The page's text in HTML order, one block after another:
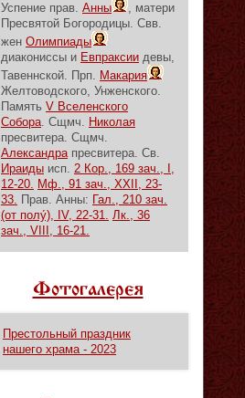
Успение прав. Анны
, матери
Пресвятой Богородицы. Свв.
жен Олимпиады
диакониссы и Евпраксии девы,
Тавеннской. Прп. Макария
Желтоводского, Унженского.
Память V Вселенского
Собора. Сщмч. Николая
пресвитера. Сщмч.
Александрапресвитера. Св.
Ираиды исп. 2 Кор., 169 зач., I,
12-20. Мф., 91 зач., XXII, 23-
33. Прав. Анны: Гал., 210 зач.
(от полу́), IV, 22-31. Лк., 36
зач., VIII, 16-21.
Фотогалерея
Престольный праздник
нашего храма - 2023